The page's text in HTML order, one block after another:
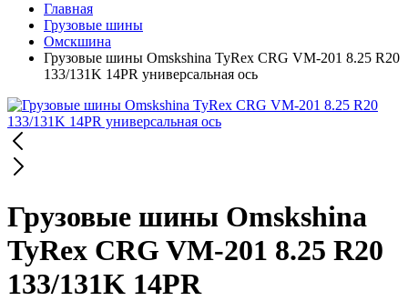
Главная
Грузовые шины
Омскшина
Грузовые шины Omskshina TyRex CRG VM-201 8.25 R20
133/131K 14PR универсальная ось
Грузовые шины Omskshina
TyRex CRG VM-201 8.25 R20
133/131K 14PR